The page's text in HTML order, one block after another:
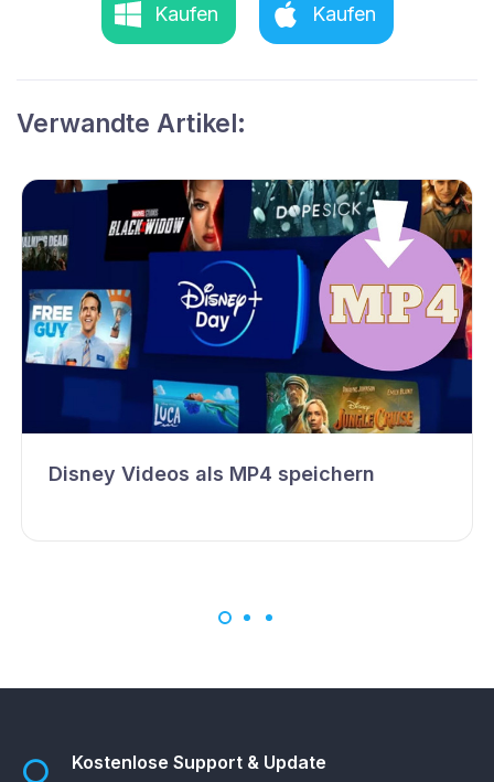
Kaufen Kaufen
Verwandte Artikel:
Disney Videos als MP4 speichern
Kostenlose Support & Update